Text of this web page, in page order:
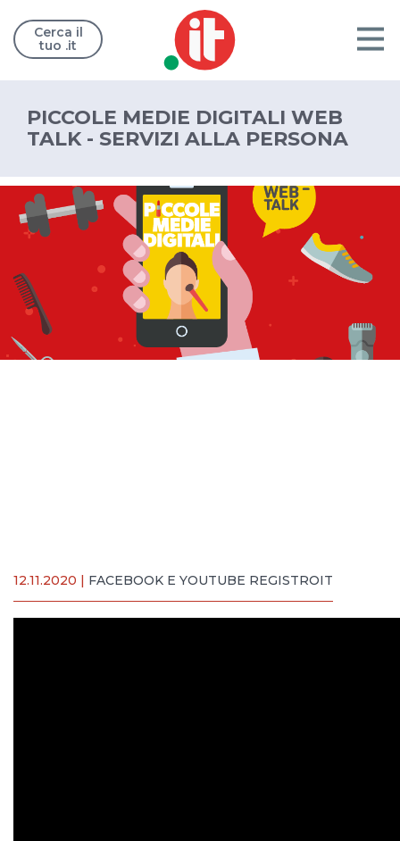
Cerca il
tuo .it
PICCOLE MEDIE DIGITALI WEB
TALK - SERVIZI ALLA PERSONA
12.11.2020 | FACEBOOK E YOUTUBE REGISTROIT